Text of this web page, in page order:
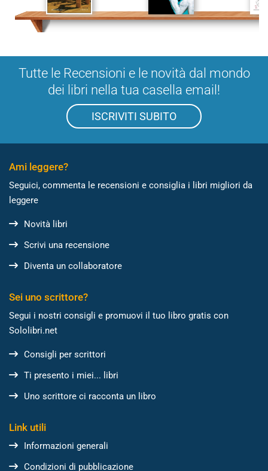
Tutte le Recensioni e le novità dal mondo
dei libri nella tua casella email!
ISCRIVITI SUBITO
Ami leggere?
Seguici, commenta le recensioni e consiglia i libri migliori da
leggere
Novità libri
Scrivi una recensione
Diventa un collaboratore
Sei uno scrittore?
Segui i nostri consigli e promuovi il tuo libro gratis con
Sololibri.net
Consigli per scrittori
Ti presento i miei... libri
Uno scrittore ci racconta un libro
Link utili
Informazioni generali
Condizioni di pubblicazione